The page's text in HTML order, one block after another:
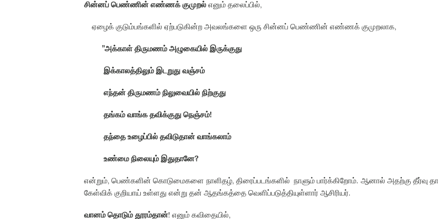
சின்னப் பெண்ணின் எண்ணக் குமுறல் எனும் தலைப்பில்,
ஏழைக் குடும்பங்களில் ஏற்படுகின்ற அவலங்களை ஒரு சின்னப் பெண்ணின் எண்ணக் குமுறலாக,
”அக்காள் திருமணம் அழுகையில் இருக்குது
இக்காலத்திலும் இடறுது வஞ்சம்
எந்தன் திருமணம் நிலுவையில் நிற்குது
தங்கம் வாங்க தவிக்குது நெஞ்சம்!
தந்தை உழைப்பில் தவிடுதான் வாங்கலாம்
உண்மை நிலையும் இதுதானே?
என்றும்,பெண்களின் கொடுமைகளை நாளிதழ், திரைப்படங்களில் நாளும் பார்க்கிறோம். ஆனால் அதற்கு தீர்வு
கேள்விக் குறியாய் உள்ளது என்று தன் ஆதங்கத்தை வெளிப்படுத்தியுள்ளார் ஆசிரியர்.
வானம் தொடும் தூரம்தான்! எனும் கவிதையில்,